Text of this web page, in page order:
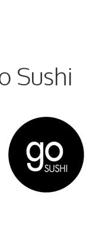
Sushi